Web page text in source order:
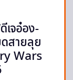
เจอ๋อง-
สายลุย
Wars